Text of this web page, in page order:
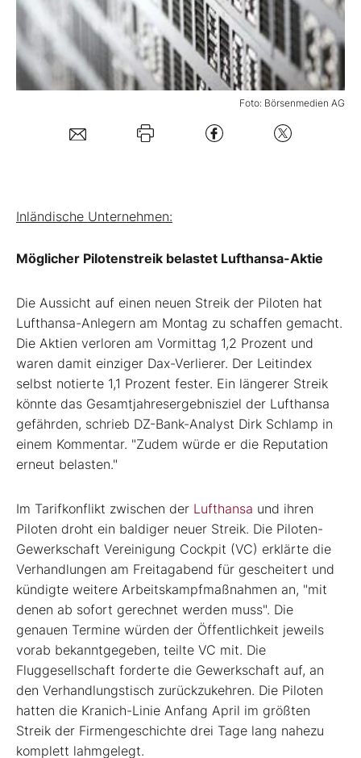
Experten
Mein B:O
Kontakt
Foto: Börsenmedien AG
Inländische Unternehmen:
Möglicher Pilotenstreik belastet Lufthansa-Aktie
Die Aussicht auf einen neuen Streik der Piloten hat
Lufthansa-Anlegern am Montag zu schaffen gemacht.
Die Aktien verloren am Vormittag 1,2 Prozent und
waren damit einziger Dax-Verlierer. Der Leitindex
selbst notierte 1,1 Prozent fester. Ein längerer Streik
könnte das Gesamtjahresergebnisziel der Lufthansa
gefährden, schrieb DZ-Bank-Analyst Dirk Schlamp in
einem Kommentar. "Zudem würde er die Reputation
erneut belasten."
Im Tarifkonflikt zwischen der Lufthansa und ihren
Piloten droht ein baldiger neuer Streik. Die Piloten-
Gewerkschaft Vereinigung Cockpit (VC) erklärte die
Verhandlungen am Freitagabend für gescheitert und
kündigte weitere Arbeitskampfmaßnahmen an, "mit
denen ab sofort gerechnet werden muss". Die
genauen Termine würden der Öffentlichkeit jeweils
vorab bekanntgegeben, teilte VC mit. Die
Fluggesellschaft forderte die Gewerkschaft auf, an
den Verhandlungstisch zurückzukehren. Die Piloten
hatten die Kranich-Linie Anfang April im größten
Streik der Firmengeschichte drei Tage lang nahezu
komplett lahmgelegt.